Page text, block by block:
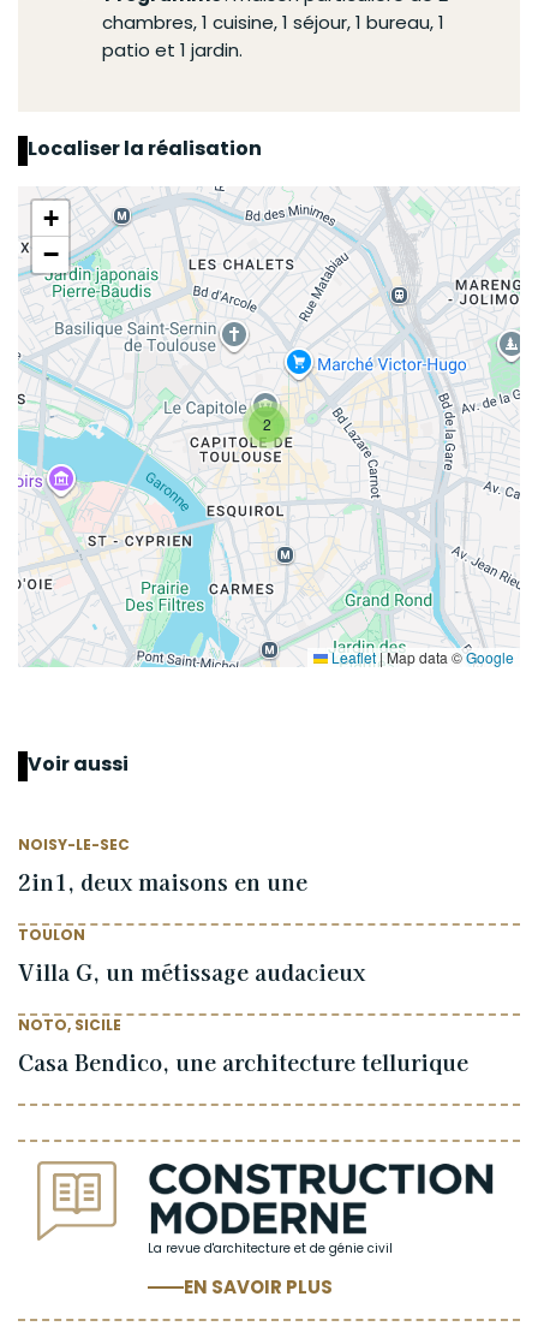
La revue d'architecture et de génie civil
EN SAVOIR PLUS
chambres, 1 cuisine, 1 séjour, 1 bureau, 1
patio et 1 jardin.
Localiser la réalisation
2
+
−
Leaflet|Map data ©Google
Voir aussi
NOISY-LE-SEC
2in1, deux maisons en une
TOULON
Villa G, un métissage audacieux
NOTO, SICILE
Casa Bendico, une architecture tellurique